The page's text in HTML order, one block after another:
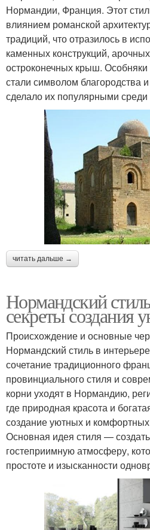
Нормандии, Франция. Этот
влиянием романской
традиций, что отразилось в
каменных конструкций,
остроконечных крыш.
стали символом благородства
сделало их популярными среди
читать дальше →
Нормандский
секреты создания
Происхождение и основные
Нормандский стиль в
сочетание традиционного
провинциального стиля и
корни уходят в Нормандию,
где природная красота и
создание уютных и
Основная идея стиля —
гостеприимную атмосферу,
простоте и изысканности